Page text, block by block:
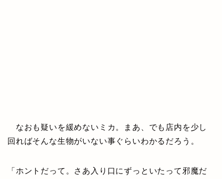
なおも疑いを緩めないミカ。まあ、でも店内を少し
回ればそんな生物がいない事ぐらいわかるだろう。
「ホントだって。さあ入り口にずっといたって邪魔だ